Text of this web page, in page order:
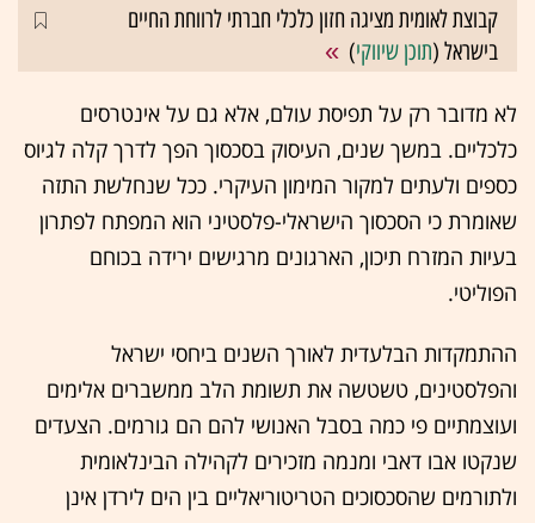
קבוצת לאומית מציגה חזון כלכלי חברתי לרווחת החיים
בישראל (תוכן שיווקי)
לא מדובר רק על תפיסת עולם, אלא גם על אינטרסים
כלכליים. במשך שנים, העיסוק בסכסוך הפך לדרך קלה לגיוס
כספים ולעתים למקור המימון העיקרי. ככל שנחלשת התזה
שאומרת כי הסכסוך הישראלי-פלסטיני הוא המפתח לפתרון
בעיות המזרח תיכון, הארגונים מרגישים ירידה בכוחם
הפוליטי.
ההתמקדות הבלעדית לאורך השנים ביחסי ישראל
והפלסטינים, טשטשה את תשומת הלב ממשברים אלימים
ועוצמתיים פי כמה בסבל האנושי להם הם גורמים. הצעדים
שנקטו אבו דאבי ומנמה מזכירים לקהילה הבינלאומית
ולתורמים שהסכסוכים הטריטוריאליים בין הים לירדן אינן